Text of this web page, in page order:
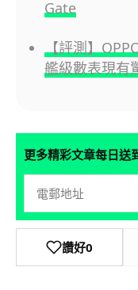
Gate
【評測】
艦級數表現有
更多精彩文章每日送
讚好0